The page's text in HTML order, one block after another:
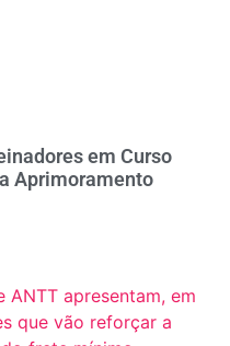
em Curso
Aprimoramento